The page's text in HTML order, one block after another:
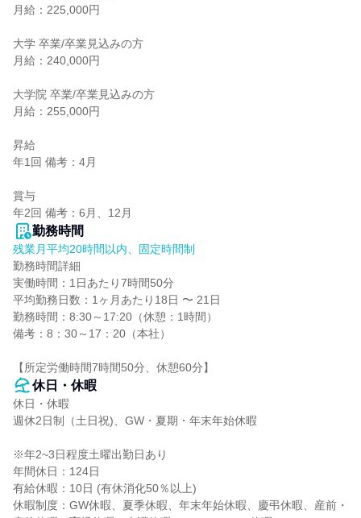
月給：225,000円
大学 卒業/卒業見込みの方
月給：240,000円
大学院 卒業/卒業見込みの方
月給：255,000円
昇給
年1回 備考：4月
賞与
年2回 備考：6月、12月
勤務時間
残業月平均20時間以内、固定時間制
勤務時間詳細
実働時間：1日あたり7時間50分
平均勤務日数：1ヶ月あたり18日 〜 21日
勤務時間：8:30～17:20（休憩：1時間）
備考：8：30～17：20（本社）
【所定労働時間7時間50分、休憩60分】
休日・休暇
休日・休暇
週休2日制（土日祝)、GW・夏期・年末年始休暇
※年2~3日程度土曜出勤日あり
年間休日：124日
有給休暇：10日 (有休消化50％以上)
休暇制度：GW休暇、夏季休暇、年末年始休暇、慶弔休暇、産前・